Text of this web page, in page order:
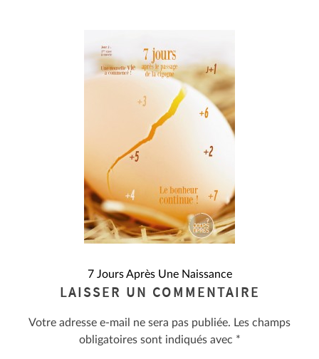
NAVIGATION
L’ARTICLE
7 Jours Après Une Naissance
LAISSER UN COMMENTAIRE
Votre adresse e-mail ne sera pas publiée. Les champs
obligatoires sont indiqués avec *